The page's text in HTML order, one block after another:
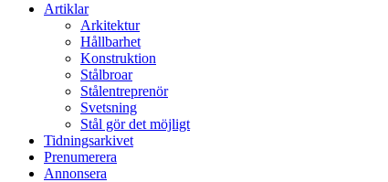
Artiklar
Arkitektur
Hållbarhet
Konstruktion
Stålbroar
Stålentreprenör
Svetsning
Stål gör det möjligt
Tidningsarkivet
Prenumerera
Annonsera